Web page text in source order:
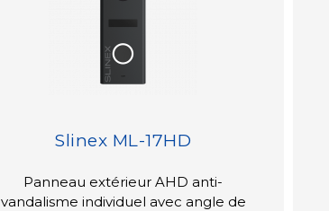
Slinex ML-17HD
Panneau extérieur AHD anti-
vandalisme individuel avec angle de